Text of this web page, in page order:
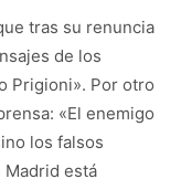
tras su renuncia
de los
Prigioni». Por otro
«El enemigo
los falsos
Madrid está